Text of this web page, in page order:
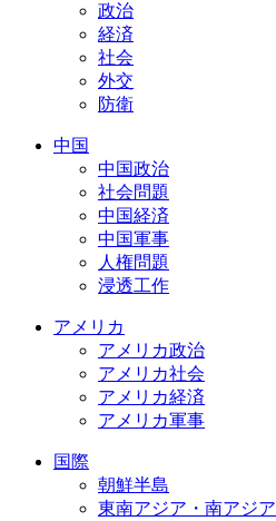
政治
経済
社会
外交
防衛
中国
中国政治
社会問題
中国経済
中国軍事
人権問題
浸透工作
アメリカ
アメリカ政治
アメリカ社会
アメリカ経済
アメリカ軍事
国際
朝鮮半島
東南アジア・南アジア